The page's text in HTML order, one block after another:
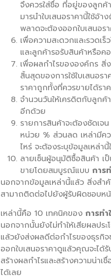
จึงควรใส่ชื่อ ที่อยู่ของลูกค้
มารนำใบเสนอราคานี้ใช้
พลาดจะต้องออกใบเสนอร
เพื่อความสะดวกและรวด
และลูกค้ารอรับสินค้าหรือ
เพื่อผลกำไรขององค์กร สิ่
สิ้นสุดของการใช้ใบเสนอ
ราคาถูกทั้งที่ควรขายได้รา
จำนวนวันให้เครดิตกับลูก
อีกด้วย
รายการสินค้าจะต้องชัดเ
หน่วย % ส่วนลด เหล่ามี
ไหร่ จะต้องระบุข้อมูลเหล่า
ลายเซ็นผู้อนุมัติซื้อสินค้า เ
ขายโดยสมบูรณ์แบบ การ
นอกจากข้อมูลเหล่านี้แล้ว สิ่งสำ
สามาถติดต่อไปยังผู้รับผิดชอบห
เหล่านี้คือ 10 เทคนิคของ การทำ
นอกจากนั้นยังไม่ทำให้เสียผลปร
แล้วยังส่งผลดีต่อกำไรของธุรกิ
ออกใบเสนอราคาดูแล้วคุณจะได้
สร้างผลกำไรและสร้างความน่า
ได้เลย